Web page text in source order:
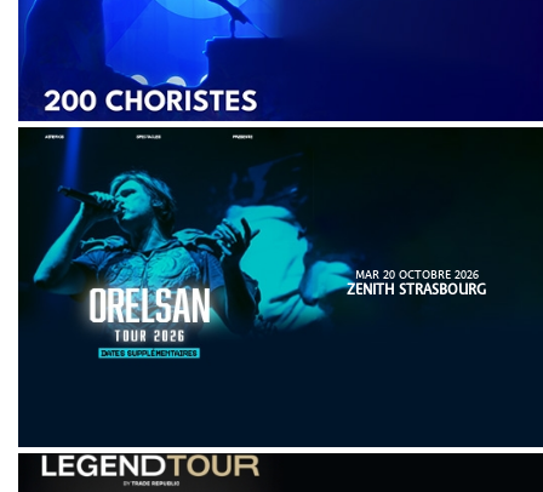
MAR 20 OCTOBRE 2026
ZENITH STRASBOURG